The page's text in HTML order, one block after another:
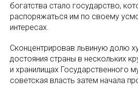
богатства стало государство,
распоряжаться им по своему
интересах.
Сконцентрировав львиную долю
достояния страны в нескольких
и хранилищах Государственного
советская власть затем начала